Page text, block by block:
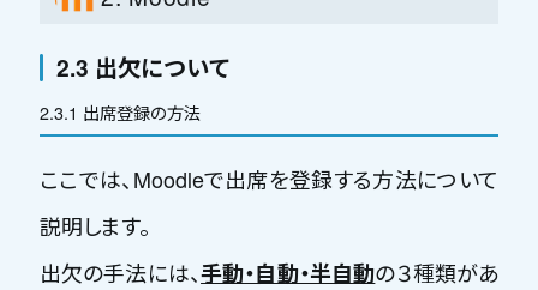
2.3 出欠について
2.3.1 出席登録の方法
ここでは、Moodleで出席を登録する方法について
説明します。
出欠の手法には、手動・自動・半自動の３種類があ